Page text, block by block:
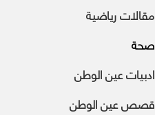
مقالات رياضية
صحة
ادبيات عين الوطن
قصص عين الوطن